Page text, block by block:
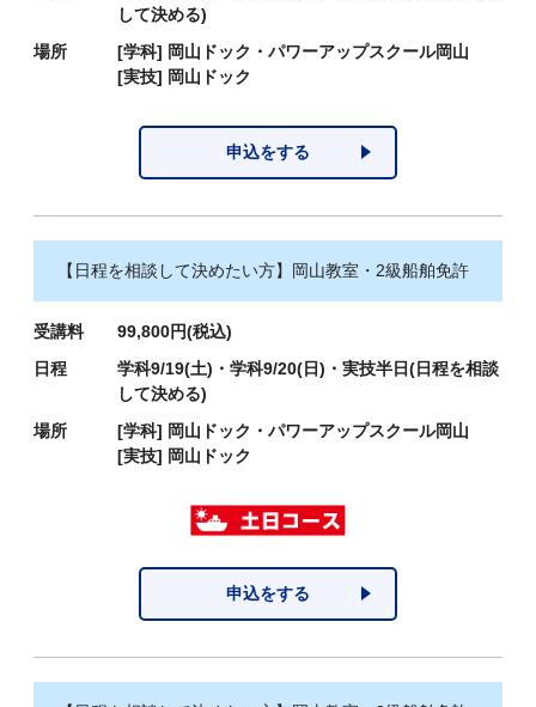
して決める)
場所
[学科] 岡山ドック・パワーアップスクール岡山
[実技] 岡山ドック
申込をする
【日程を相談して決めたい方】岡山教室・2級船舶免許
受講料
99,800円(税込)
日程
学科9/19(土)・学科9/20(日)・実技半日(日程を相談
して決める)
場所
[学科] 岡山ドック・パワーアップスクール岡山
[実技] 岡山ドック
申込をする